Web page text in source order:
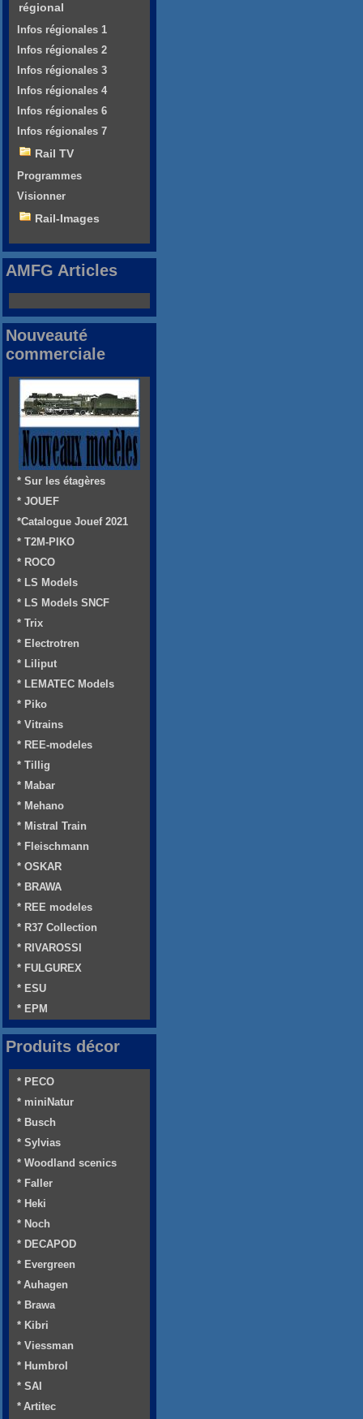
régional
Infos régionales 1
Infos régionales 2
Infos régionales 3
Infos régionales 4
Infos régionales 6
Infos régionales 7
Rail TV
Programmes
Visionner
Rail-Images
AMFG Articles
Nouveauté
commerciale
* Sur les étagères
* JOUEF
*Catalogue Jouef 2021
* T2M-PIKO
* ROCO
* LS Models
* LS Models SNCF
* Trix
* Electrotren
* Liliput
* LEMATEC Models
* Piko
* Vitrains
* REE-modeles
* Tillig
* Mabar
* Mehano
* Mistral Train
* Fleischmann
* OSKAR
* BRAWA
* REE modeles
* R37 Collection
* RIVAROSSI
* FULGUREX
* ESU
* EPM
Produits décor
* PECO
* miniNatur
* Busch
* Sylvias
* Woodland scenics
* Faller
* Heki
* Noch
* DECAPOD
* Evergreen
* Auhagen
* Brawa
* Kibri
* Viessman
* Humbrol
* SAI
* Artitec